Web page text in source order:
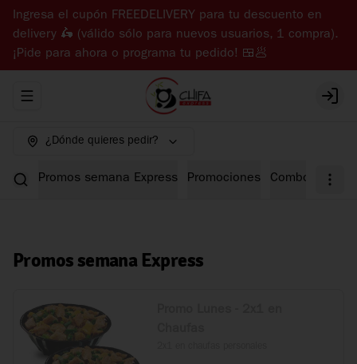
Ingresa el cupón FREEDELIVERY para tu descuento en
delivery 🛵 (válido sólo para nuevos usuarios, 1 compra).
¡Pide para ahora o programa tu pedido! 🍱🥟
Abrir menu de navegación Login
¿Dónde quieres pedir?
Promos semana Express Promociones Combos
Promos semana Express